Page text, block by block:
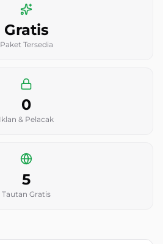
Gratis
Paket Tersedia
0
Iklan & Pelacak
5
Tautan Gratis